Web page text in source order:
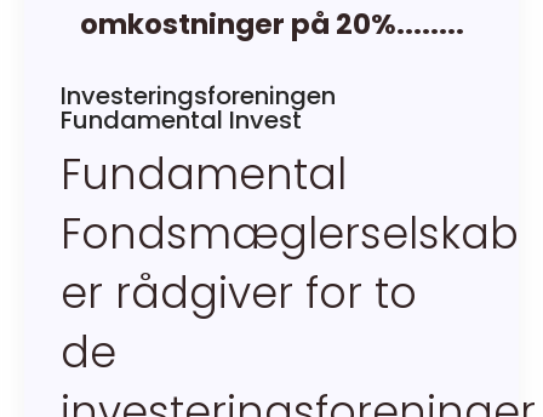
omkostninger på 20%........
Investeringsforeningen
Fundamental Invest
Fundamental
Fondsmæglerselskab
er rådgiver for to
de